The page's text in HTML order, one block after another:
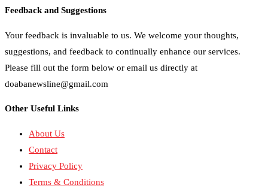
Feedback and Suggestions
Your feedback is invaluable to us. We welcome your thoughts,
suggestions, and feedback to continually enhance our services.
Please fill out the form below or email us directly at
doabanewsline@gmail.com
Other Useful Links
About Us
Contact
Privacy Policy
Terms & Conditions